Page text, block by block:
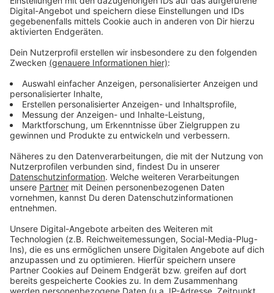
Bürgerstiftung ist es mit dem Projekt eine Brücke zu
bauen, über die die Kindern auch Zugang zu einem
Verein finden können.
Anzeige
Weitere Infos und Links zum Thema:
Anzeige
Hier informieren die Bolzplatzhelden:
Die Trainer:
Die Bürgerstiftung Düsseldorf:
So haben wir letztes Jahr berichtet:
Anzeige